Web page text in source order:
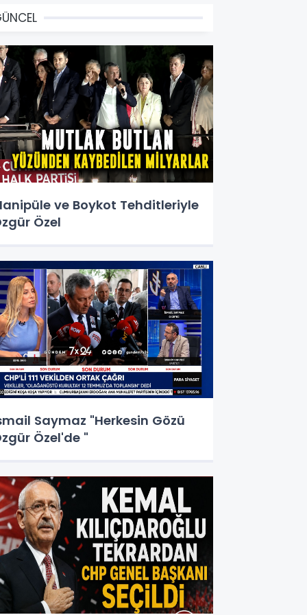
ve Boykot Tehditleriyle
Özel
Saymaz "Herkesin Gözü
Özel'de "